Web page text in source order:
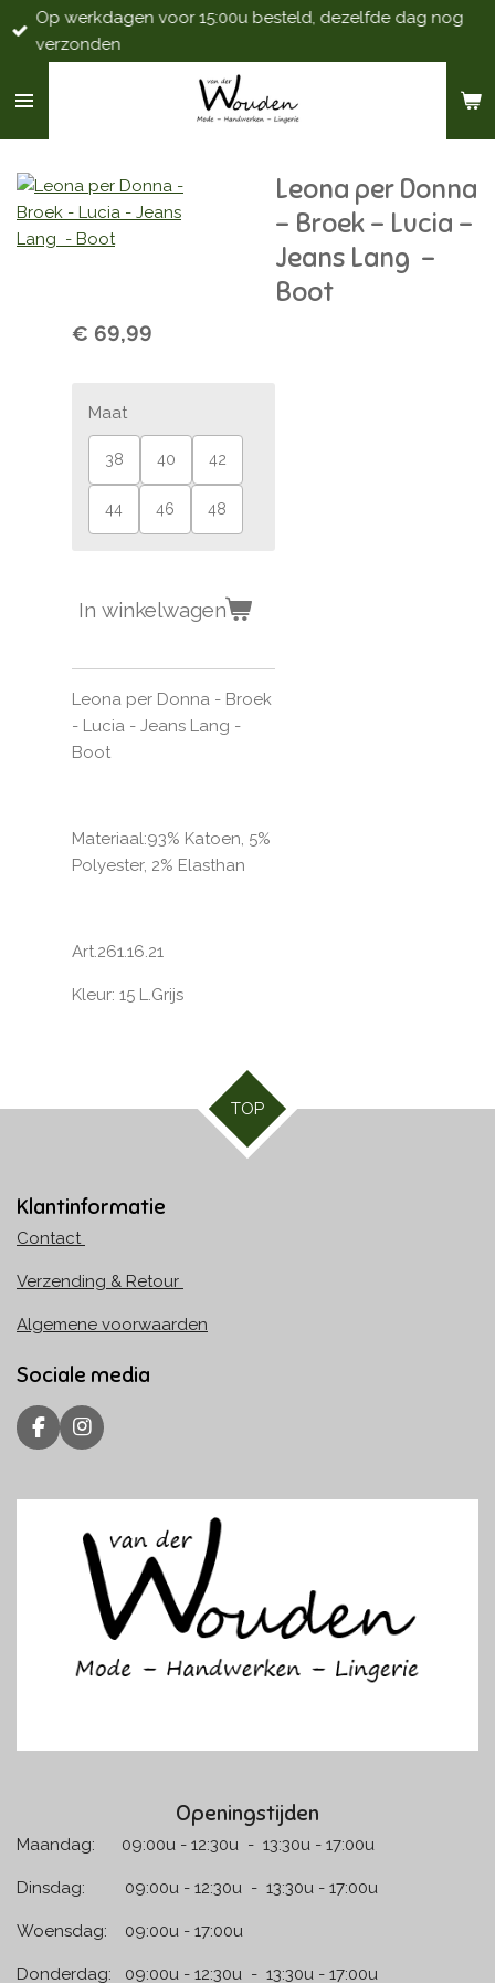
Ga
direct
de
Op werkdagen voor 15:00u besteld, dezelfde dag nog
verzonden
Leona per Donna
- Broek - Lucia -
Jeans Lang -
Boot
€ 69,99
Maat
38 40 42
44 46 48
In winkelwagen
Leona per Donna - Broek
- Lucia - Jeans Lang -
Boot
Materiaal:93% Katoen, 5%
Polyester, 2% Elasthan
Art.261.16.21
Kleur: 15 L.Grijs
TOP
Klantinformatie
Contact
Verzending & Retour
Algemene voorwaarden
Sociale media
F
a
e
I
n
t
g
r
a
m
Openingstijden
Maandag: 09:00u - 12:30u - 13:30u - 17:00u
Dinsdag: 09:00u - 12:30u - 13:30u - 17:00u
Woensdag: 09:00u - 17:00u
Donderdag: 09:00u - 12:30u - 13:30u - 17:00u